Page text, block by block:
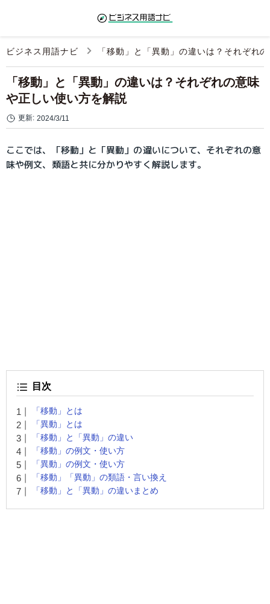
ビジネス用語ナビ 「移動」と「異動」の違いは？それぞれ
「移動」と「異動」の違いは？それぞれの意味
や正しい使い方を解説
更新: 2024/3/11
ここでは、「移動」と「異動」の違いについて、それぞれの意
味や例文、類語と共に分かりやすく解説します。
目次
「移動」とは
「異動」とは
「移動」と「異動」の違い
「移動」の例文・使い方
「異動」の例文・使い方
「移動」「異動」の類語・言い換え
「移動」と「異動」の違いまとめ